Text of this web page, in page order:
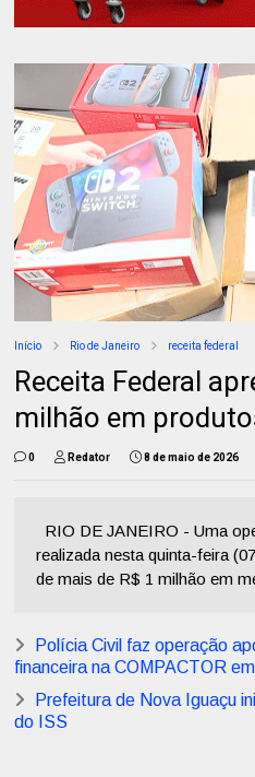
Início Rio de Janeiro receita federal
Receita Federal
milhão em
0 Redator 8 de maio de 2026
RIO DE JANEIRO - Uma
realizada nesta quinta-feira
de mais de R$ 1 milhão em
Polícia Civil faz operação
financeira na COMPACTOR
Prefeitura de Nova Iguaçu
do ISS